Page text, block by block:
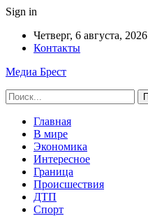
Sign in
Четверг, 6 августа, 2026
Контакты
Медиа Брест
Главная
В мире
Экономика
Интересное
Граница
Происшествия
ДТП
Спорт